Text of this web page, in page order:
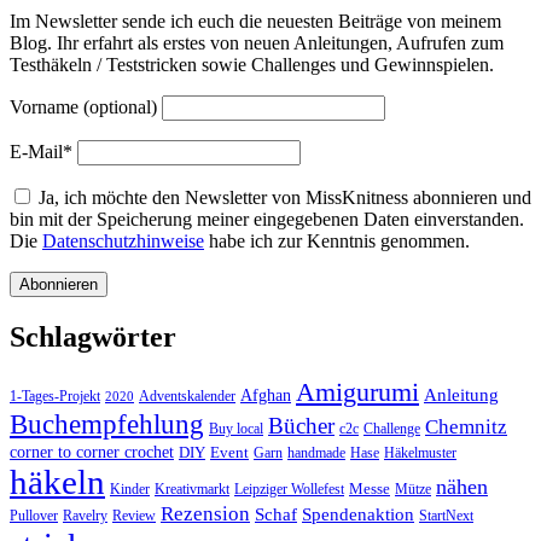
Im Newsletter sende ich euch die neuesten Beiträge von meinem
Blog. Ihr erfahrt als erstes von neuen Anleitungen, Aufrufen zum
Testhäkeln / Teststricken sowie Challenges und Gewinnspielen.
Vorname (optional)
E-Mail*
Ja, ich möchte den Newsletter von MissKnitness abonnieren und
bin mit der Speicherung meiner eingegebenen Daten einverstanden.
Die Datenschutzhinweise habe ich zur Kenntnis genommen.
Schlagwörter
1-Tages-Projekt 2020 Adventskalender Afghan Amigurumi Anleitung
Buchempfehlung Buy local Bücher c2c Challenge Chemnitz
corner to corner crochet DIY Event Garn handmade Hase Häkelmuster
häkeln Kinder Kreativmarkt Leipziger Wollefest Messe Mütze nähen
Pullover Ravelry Review Rezension Schaf Spendenaktion StartNext